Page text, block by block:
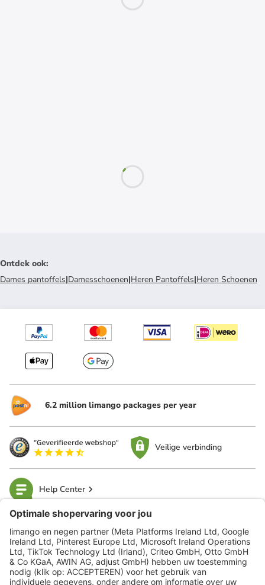
Ontdek ook:
Dames pantoffels|Damesschoenen|Heren Pantoffels|Heren Schoenen
6.2 million limango packages per year
Veilige verbinding
Help Center
limango
Veilig winkelen